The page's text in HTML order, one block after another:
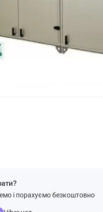
і порахуємо безкоштовно